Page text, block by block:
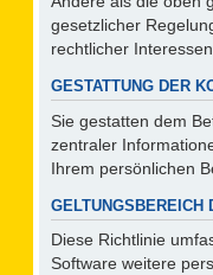
gesetzlicher
rechtlicher
GESTATTUNG DER
Sie gestatten dem
zentraler
Ihrem persönlichen
GELTUNGSBEREICH
Diese Richtlinie
Software weitere